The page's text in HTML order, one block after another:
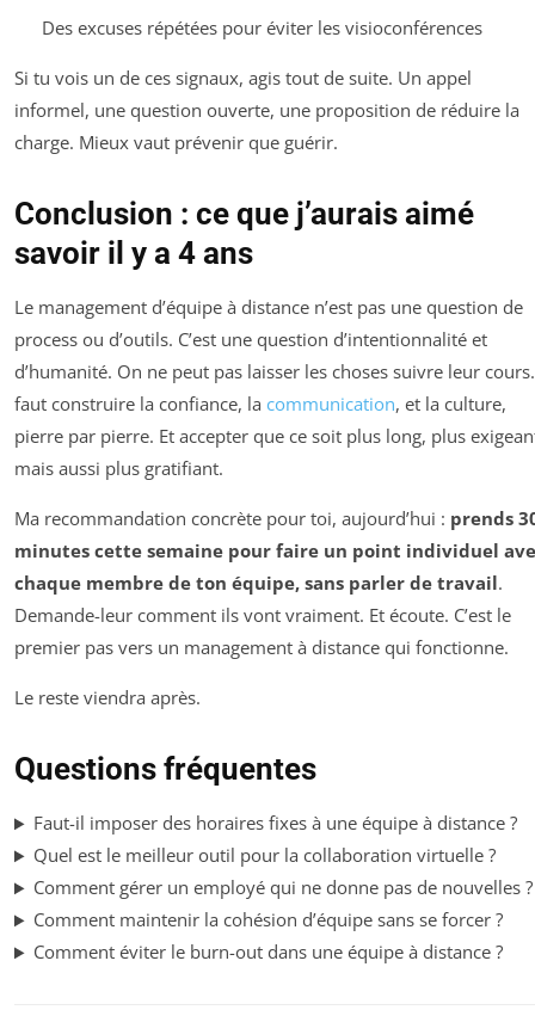
Des excuses répétées pour éviter les visioconférences
Si tu vois un de ces signaux, agis tout de suite. Un appel
informel, une question ouverte, une proposition de réduire la
charge. Mieux vaut prévenir que guérir.
Conclusion : ce que j’aurais aimé
savoir il y a 4 ans
Le management d’équipe à distance n’est pas une question de
process ou d’outils. C’est une question d’intentionnalité et
d’humanité. On ne peut pas laisser les choses suivre leur
faut construire la confiance, la communication, et la culture,
pierre par pierre. Et accepter que ce soit plus long, plus
mais aussi plus gratifiant.
Ma recommandation concrète pour toi, aujourd’hui : prends
minutes cette semaine pour faire un point individuel
chaque membre de ton équipe, sans parler de travail.
Demande-leur comment ils vont vraiment. Et écoute. C’est le
premier pas vers un management à distance qui fonctionne.
Le reste viendra après.
Questions fréquentes
Faut-il imposer des horaires fixes à une équipe à distance ?
Quel est le meilleur outil pour la collaboration virtuelle ?
Comment gérer un employé qui ne donne pas de nouvelles ?
Comment maintenir la cohésion d’équipe sans se forcer ?
Comment éviter le burn-out dans une équipe à distance ?